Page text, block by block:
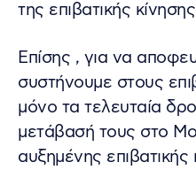
της επιβατικής
Επίσης , για να
συστήνουμε στους
μόνο τα τελευταία
μετάβασή τους στο
αυξημένης επιβατικής